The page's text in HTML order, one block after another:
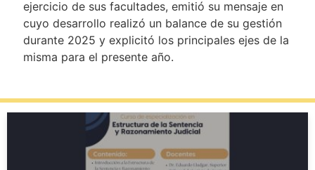
ejercicio de sus facultades, emitió su mensaje en
cuyo desarrollo realizó un balance de su gestión
durante 2025 y explicitó los principales ejes de la
misma para el presente año.